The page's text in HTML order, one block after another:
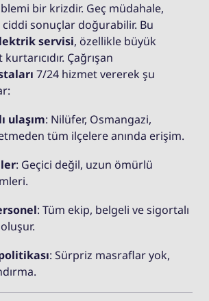
bir krizdir. Geç müdahale,
ciddi sonuçlar doğurabilir. Bu
servisi, özellikle büyük
Çağrışan
7/24 hizmet vererek şu
ulaşım: Nilüfer, Osmangazi,
etmeden tüm ilçelere anında erişim.
: Geçici değil, uzun ömürlü
: Tüm ekip, belgeli ve sigortalı
: Sürpriz masraflar yok,